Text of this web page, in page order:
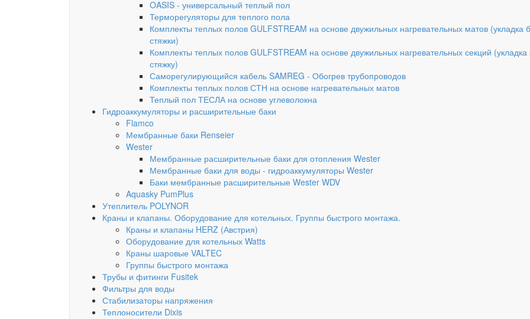
OASIS - универсальный теплый пол
Терморегуляторы для теплого пола
Комплекты теплых полов GULFSTREAM на основе двужильных нагревательных матов (укладка
стяжки)
Комплекты теплых полов GULFSTREAM на основе двужильных нагревательных секций (укладка
стяжку)
Саморегулирующийся кабель SAMREG - Обогрев трубопроводов
Комплекты теплых полов СТН на основе нагревательных матов
Теплый пол ТЕСЛА на основе углеволокна
Гидроаккумуляторы и расширительные баки
Flamco
Мембранные баки Renseier
Wester
Мембранные расширительные баки для отопления Wester
Мембранные баки для воды - гидроаккумуляторы Wester
Баки мембранные расширительные Wester WDV
Aquasky PumPlus
Утеплитель POLYNOR
Краны и клапаны. Оборудование для котельных. Группы быстрого монтажа.
Краны и клапаны HERZ (Австрия)
Оборудование для котельных Watts
Краны шаровые VALTEC
Группы быстрого монтажа
Трубы и фитинги Fusitek
Фильтры для воды
Стабилизаторы напряжения
Теплоносители Dixis